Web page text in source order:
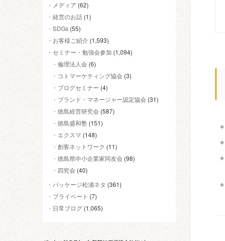
メディア (62)
経営のお話 (1)
SDGs (55)
お客様ご紹介 (1,593)
セミナー・勉強会参加 (1,094)
倫理法人会 (6)
コトマーケティング協会 (3)
ブログセミナー (4)
ブランド・マネージャー認定協会 (31)
徳島経営研究会 (587)
徳島盛和塾 (151)
エクスマ (148)
創客ネットワーク (11)
徳島県中小企業家同友会 (98)
四究会 (40)
パッケージ松浦ネタ (361)
プライベート (7)
日常ブログ (1,065)